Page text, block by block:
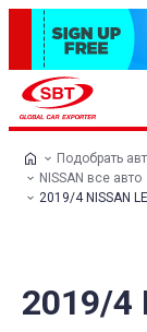
Подобрать
NISSAN все авто
2019/4 NISSAN
2019/4